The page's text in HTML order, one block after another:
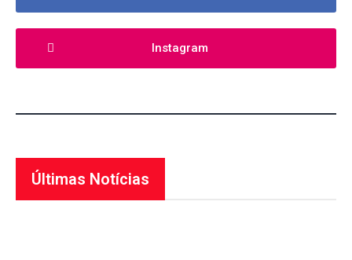
Instagram
Últimas Notícias